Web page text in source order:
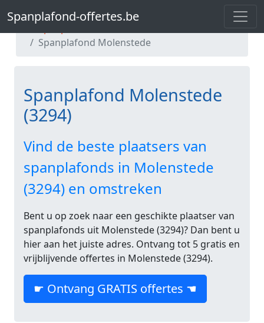
Spanplafond-offertes.be
Spanplafond-offertes.be
Spanplafond Molenstede
Spanplafond Molenstede
(3294)
Vind de beste plaatsers van
spanplafonds in Molenstede
(3294) en omstreken
Bent u op zoek naar een geschikte plaatser van
spanplafonds uit Molenstede (3294)? Dan bent u
hier aan het juiste adres. Ontvang tot 5 gratis en
vrijblijvende offertes in Molenstede (3294).
☛ Ontvang GRATIS offertes ☚